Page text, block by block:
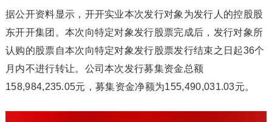
据公开资料显示，开开实业本次发行对象为发行人的控股股
东开开集团。本次向特定对象发行股票完成后，发行对象所
认购的股票自本次向特定对象发行股票发行结束之日起36个
月内不进行转让。公司本次发行募集资金总额
158,984,235.05元，募集资金净额为155,490,031.03元。